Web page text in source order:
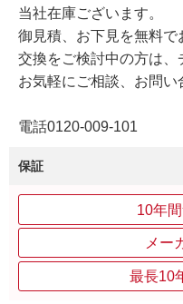
当社在庫ございます。
御見積、お下見を無料で
交換をご検討中の方は、
お気軽にご相談、お問い
電話0120-009-101
保証
10年
メー
最長10